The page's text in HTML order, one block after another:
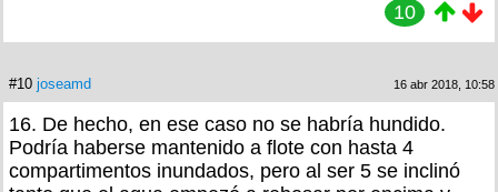
10
#10 joseamd 16 abr 2018, 10:58
16. De hecho, en ese caso no se habría hundido.
Podría haberse mantenido a flote con hasta 4
compartimentos inundados, pero al ser 5 se inclinó